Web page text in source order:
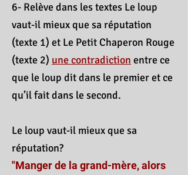
6- Relève dans les textes Le loup
vaut-il mieux que sa réputation
(texte 1) et Le Petit Chaperon Rouge
(texte 2) une contradiction entre ce
que le loup dit dans le premier et ce
qu’il fait dans le second.
Le loup vaut-il mieux que sa
réputation?
"Manger de la grand-mère, alors